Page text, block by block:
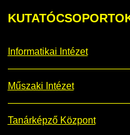
Informatikai Intézet
Műszaki Intézet
Tanárképző Központ